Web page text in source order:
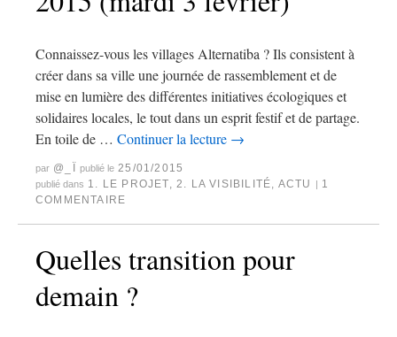
Connaissez-vous les villages Alternatiba ? Ils consistent à
créer dans sa ville une journée de rassemblement et de
mise en lumière des différentes initiatives écologiques et
solidaires locales, le tout dans un esprit festif et de partage.
En toile de … Continuer la lecture →
par @_Ï publié le 25/01/2015
publié dans 1. LE PROJET 2. LA VISIBILITÉ ACTU | 1
COMMENTAIRE
Quelles transition pour
demain ?